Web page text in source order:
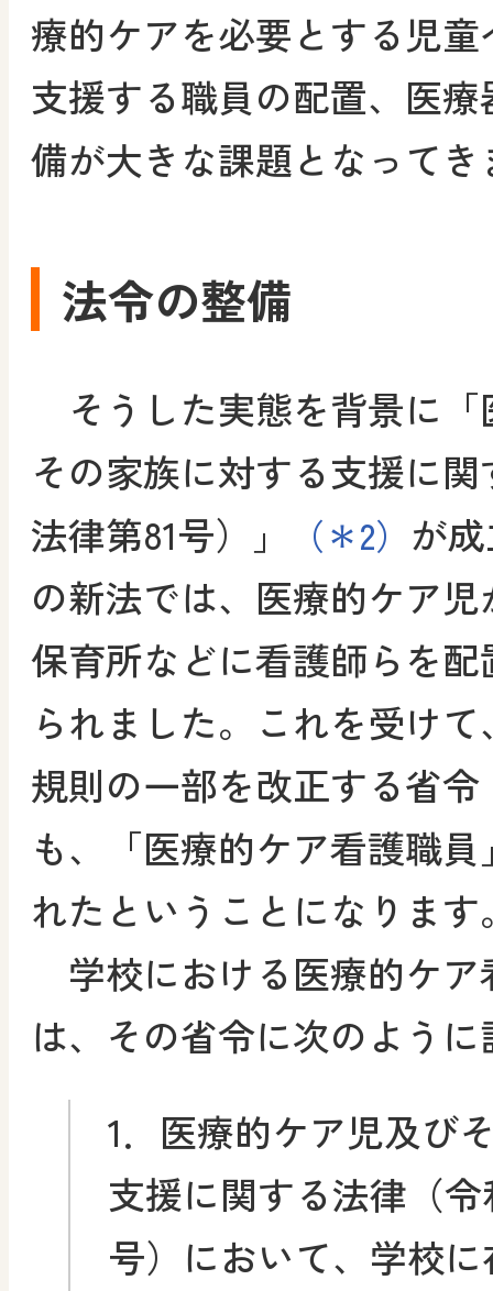
療的ケアを必要とする児
支援する職員の配置、医
備が大きな課題となって
法令の整備
そうした実態を背景に「
その家族に対する支援に
法律第81号）」
（＊2） が
の新法では、医療的ケア
保育所などに看護師らを
られました。これを受け
規則の一部を改正する省令
も、「医療的ケア看護職
れたということになります
学校における医療的ケア
は、その省令に次のよう
1．医療的ケア児及び
支援に関する法律（令
号）において、学校